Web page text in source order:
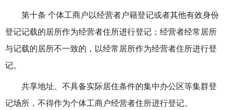
第十条 个体工商户以经营者户籍登记或者其他有效身份
登记记载的居所作为经营者住所进行登记；经营者经常居所
与记载的居所不一致的，以经常居所作为经营者住所进行登
记。
共享地址、不具备实际居住条件的集中办公区等集群登
记场所 ，不得作为个体工商户经营者住所进行登记。